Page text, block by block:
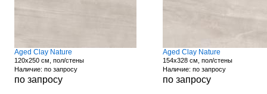
Aged Clay Nature
120x250 см, пол/стены
Наличие: по запросу
по запросу
Aged Clay Nature
154x328 см, пол/стены
Наличие: по запросу
по запросу